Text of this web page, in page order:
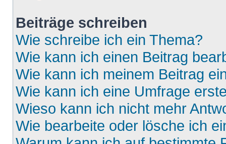
Beiträge schreiben
Wie schreibe ich ein Thema?
Wie kann ich einen Beitrag
Wie kann ich meinem Beitrag
Wie kann ich eine Umfrage
Wieso kann ich nicht mehr
Wie bearbeite oder lösche ich